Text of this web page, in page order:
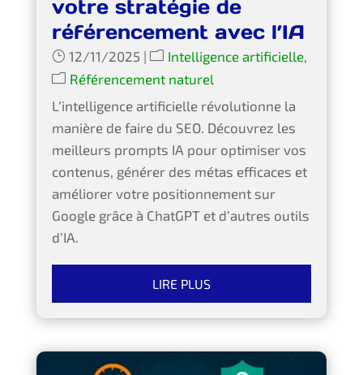
votre stratégie de
référencement avec l’IA
12/11/2025 | Intelligence artificielle,
Référencement naturel
L’intelligence artificielle révolutionne la
manière de faire du SEO. Découvrez les
meilleurs prompts IA pour optimiser vos
contenus, générer des métas efficaces et
améliorer votre positionnement sur
Google grâce à ChatGPT et d’autres outils
d’IA.
LIRE PLUS